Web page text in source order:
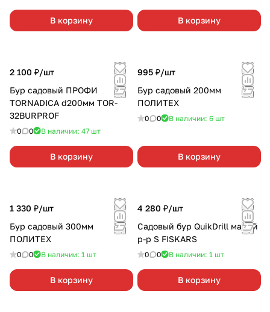
В корзину В корзину
2 100 ₽/шт
Бур садовый ПРОФИ
TORNADICA d200мм TOR-
32BURPROF
0 0 В наличии: 47 шт
В корзину
995 ₽/шт
Бур садовый 200мм
ПОЛИТЕХ
0 0 В наличии: 6 шт
В корзину
1 330 ₽/шт
Бур садовый 300мм
ПОЛИТЕХ
0 0 В наличии: 1 шт
В корзину
4 280 ₽/шт
Садовый бур QuikDrill малый
р-р S FISKARS
0 0 В наличии: 1 шт
В корзину